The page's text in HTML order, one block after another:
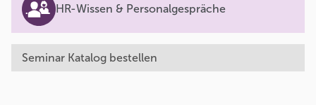
HR-Wissen & Personalgespräche
Seminar Katalog bestellen